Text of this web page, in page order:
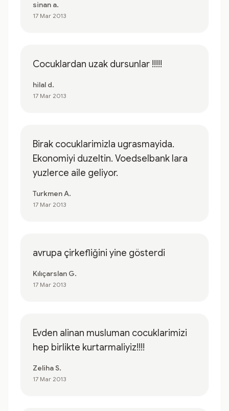
sinan a.
17 Mar 2013
Cocuklardan uzak dursunlar !!!!!
hilal d.
17 Mar 2013
Birak cocuklarimizla ugrasmayida.
Ekonomiyi duzeltin. Voedselbank lara
yuzlerce aile geliyor.
Turkmen A.
17 Mar 2013
avrupa çirkefliğini yine gösterdi
Kılıçarslan G.
17 Mar 2013
Evden alinan musluman cocuklarimizi
hep birlikte kurtarmaliyiz!!!!
Zeliha S.
17 Mar 2013